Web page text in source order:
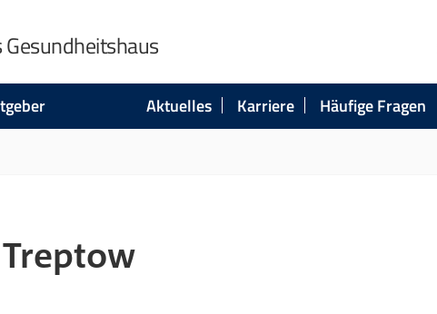
Gesundheitshaus
Aktuelles Karriere Häufige Fragen